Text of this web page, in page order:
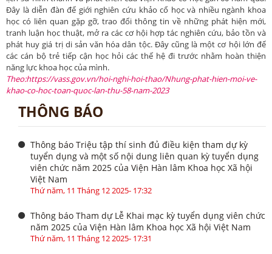
Đây là diễn đàn để giới nghiên cứu khảo cổ học và nhiều ngành khoa
học có liên quan gặp gỡ, trao đổi thông tin về những phát hiện mới,
tranh luận học thuật, mở ra các cơ hội hợp tác nghiên cứu, bảo tồn và
phát huy giá trị di sản văn hóa dân tộc. Đây cũng là một cơ hội lớn để
các cán bộ trẻ tiếp cận học hỏi các thế hệ đi trước nhằm hoàn thiện
năng lực khoa học của mình.
Theo:https://vass.gov.vn/hoi-nghi-hoi-thao/Nhung-phat-hien-moi-ve-
khao-co-hoc-toan-quoc-lan-thu-58-nam-2023
THÔNG BÁO
Thông báo Triệu tập thí sinh đủ điều kiện tham dự kỳ
tuyển dụng và một số nội dung liên quan kỳ tuyển dụng
viên chức năm 2025 của Viện Hàn lâm Khoa học Xã hội
Việt Nam
Thứ năm, 11 Tháng 12 2025- 17:32
Thông báo Tham dự Lễ Khai mạc kỳ tuyển dụng viên chức
năm 2025 của Viện Hàn lâm Khoa học Xã hội Việt Nam
Thứ năm, 11 Tháng 12 2025- 17:31